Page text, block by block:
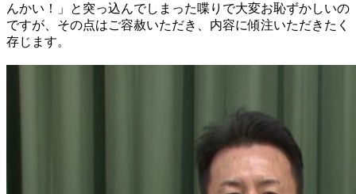
んかい！」と突っ込んでしまった喋りで大変お恥ずかしいの
ですが、その点はご容赦いただき、内容に傾注いただきたく
存じます。